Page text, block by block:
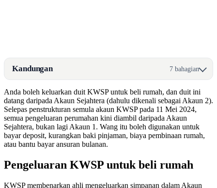
Kandungan 7 bahagian
Anda boleh keluarkan duit KWSP untuk beli rumah, dan duit ini
datang daripada Akaun Sejahtera (dahulu dikenali sebagai Akaun 2).
Selepas penstrukturan semula akaun KWSP pada 11 Mei 2024,
semua pengeluaran perumahan kini diambil daripada Akaun
Sejahtera, bukan lagi Akaun 1. Wang itu boleh digunakan untuk
bayar deposit, kurangkan baki pinjaman, biaya pembinaan rumah,
atau bantu bayar ansuran bulanan.
Pengeluaran KWSP untuk beli rumah
KWSP membenarkan ahli mengeluarkan simpanan dalam Akaun